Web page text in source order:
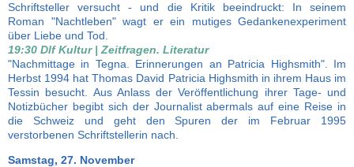
Schriftsteller versucht - und die Kritik beeindruckt: In seinem
Roman "Nachtleben" wagt er ein mutiges Gedankenexperiment
über Liebe und Tod.
19:30 Dlf Kultur | Zeitfragen. Literatur
"Nachmittage in Tegna. Erinnerungen an Patricia Highsmith". Im
Herbst 1994 hat Thomas David Patricia Highsmith in ihrem Haus im
Tessin besucht. Aus Anlass der Veröffentlichung ihrer Tage- und
Notizbücher begibt sich der Journalist abermals auf eine Reise in
die Schweiz und geht den Spuren der im Februar 1995
verstorbenen Schriftstellerin nach.
Samstag, 27. November